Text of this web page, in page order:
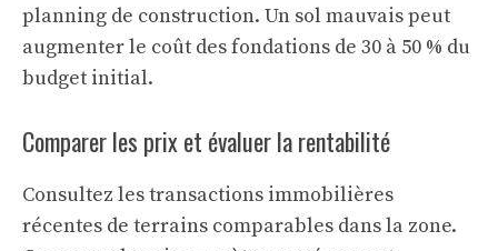
planning de construction. Un sol mauvais peut
augmenter le coût des fondations de 30 à 50 % du
budget initial.
Comparer les prix et évaluer la rentabilité
Consultez les transactions immobilières
récentes de terrains comparables dans la zone.